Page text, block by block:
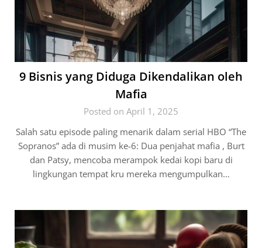
9 Bisnis yang Diduga Dikendalikan oleh
Mafia
Posted on April 1, 2025
Salah satu episode paling menarik dalam serial HBO “The
Sopranos” ada di musim ke-6: Dua penjahat mafia , Burt
dan Patsy, mencoba merampok kedai kopi baru di
lingkungan tempat kru mereka mengumpulkan…